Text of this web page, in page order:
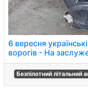
6 вересня
ворогів - На
Безпілотний літальний